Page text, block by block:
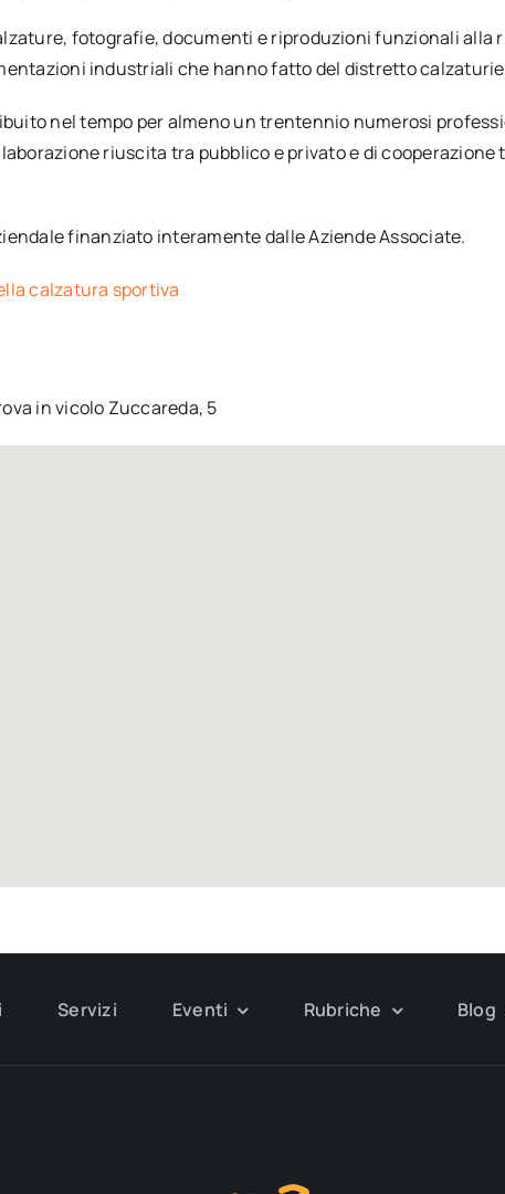
fotografie, documenti e riproduzioni funzionali
industriali che hanno fatto del distretto
nel tempo per almeno un trentennio numerosi
riuscita tra pubblico e privato e di
finanziato interamente dalle Aziende Associate.
calzatura sportiva
in vicolo Zuccareda, 5
Servizi Eventi Rubriche Blog